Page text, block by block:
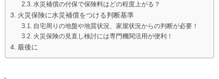
水災補償の付保で保険料はどの程度上がる？
火災保険に水災補償をつける判断基準
自宅周りの地盤や地質状況、家屋状況からの判断が必要！
火災保険の見直し検討には専門機関活用が便利！
最後に